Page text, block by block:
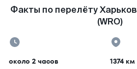
Факты по перелёту
(WRO)
около 2 часов 1374 км